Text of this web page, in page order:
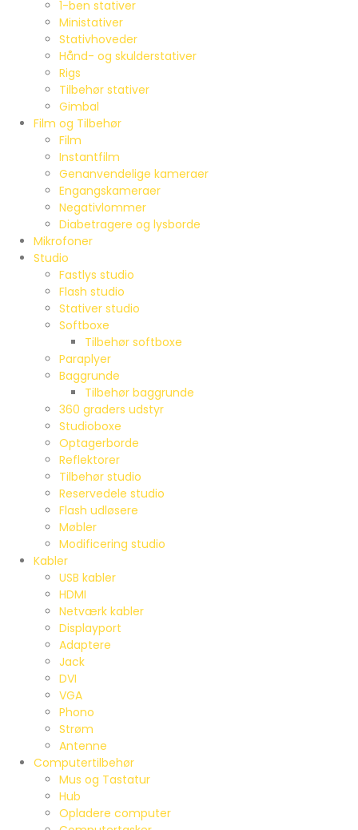
1-ben stativer
Ministativer
Stativhoveder
Hånd- og skulderstativer
Rigs
Tilbehør stativer
Gimbal
Film og Tilbehør
Film
Instantfilm
Genanvendelige kameraer
Engangskameraer
Negativlommer
Diabetragere og lysborde
Mikrofoner
Studio
Fastlys studio
Flash studio
Stativer studio
Softboxe
Tilbehør softboxe
Paraplyer
Baggrunde
Tilbehør baggrunde
360 graders udstyr
Studioboxe
Optagerborde
Reflektorer
Tilbehør studio
Reservedele studio
Flash udløsere
Møbler
Modificering studio
Kabler
USB kabler
HDMI
Netværk kabler
Displayport
Adaptere
Jack
DVI
VGA
Phono
Strøm
Antenne
Computertilbehør
Mus og Tastatur
Hub
Opladere computer